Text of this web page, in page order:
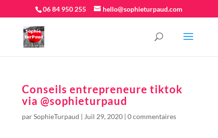
06 84 950 255 hello@sophieturpaud.com
Conseils entrepreneure tiktok
via @sophieturpaud
parSophieTurpaud | Juil 29, 2020| 0 commentaires